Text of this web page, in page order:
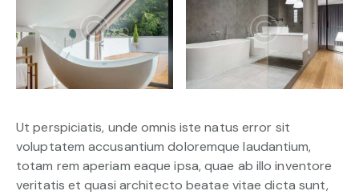
Ut perspiciatis, unde omnis iste natus error sit
voluptatem accusantium doloremque laudantium,
totam rem aperiam eaque ipsa, quae ab illo inventore
veritatis et quasi architecto beatae vitae dicta sunt,